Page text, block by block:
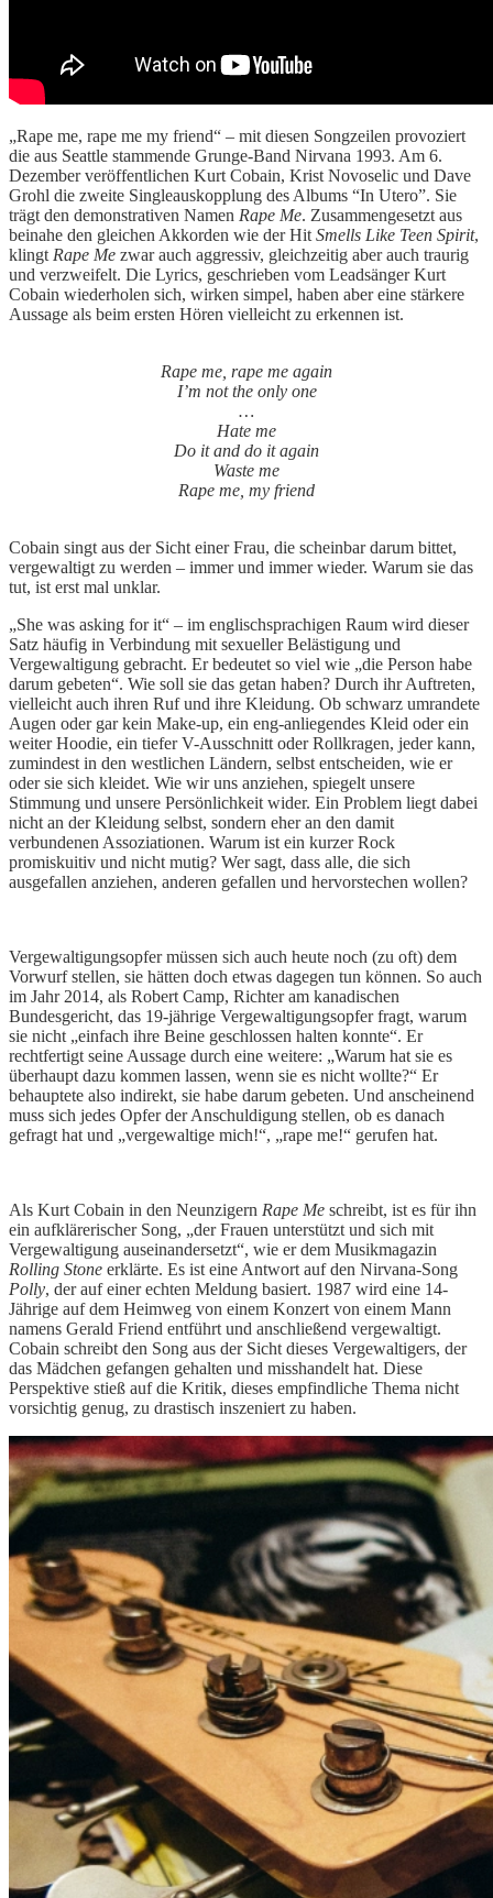
„Rape me, rape me my friend“ – mit diesen Songzeilen provoziert
die aus Seattle stammende Grunge-Band Nirvana 1993. Am 6.
Dezember veröffentlichen Kurt Cobain, Krist Novoselic und Dave
Grohl die zweite Singleauskopplung des Albums “In Utero”. Sie
trägt den demonstrativen Namen Rape Me. Zusammengesetzt aus
beinahe den gleichen Akkorden wie der Hit Smells Like Teen Spirit,
klingt Rape Me zwar auch aggressiv, gleichzeitig aber auch traurig
und verzweifelt. Die Lyrics, geschrieben vom Leadsänger Kurt
Cobain wiederholen sich, wirken simpel, haben aber eine stärkere
Aussage als beim ersten Hören vielleicht zu erkennen ist.
Rape me, rape me again
I’m not the only one
…
Hate me
Do it and do it again
Waste me
Rape me, my friend
Cobain singt aus der Sicht einer Frau, die scheinbar darum bittet,
vergewaltigt zu werden – immer und immer wieder. Warum sie das
tut, ist erst mal unklar.
„She was asking for it“ – im englischsprachigen Raum wird dieser
Satz häufig in Verbindung mit sexueller Belästigung und
Vergewaltigung gebracht. Er bedeutet so viel wie „die Person habe
darum gebeten“. Wie soll sie das getan haben? Durch ihr Auftreten,
vielleicht auch ihren Ruf und ihre Kleidung. Ob schwarz umrandete
Augen oder gar kein Make-up, ein eng-anliegendes Kleid oder ein
weiter Hoodie, ein tiefer V-Ausschnitt oder Rollkragen, jeder kann,
zumindest in den westlichen Ländern, selbst entscheiden, wie er
oder sie sich kleidet. Wie wir uns anziehen, spiegelt unsere
Stimmung und unsere Persönlichkeit wider. Ein Problem liegt dabei
nicht an der Kleidung selbst, sondern eher an den damit
verbundenen Assoziationen. Warum ist ein kurzer Rock
promiskuitiv und nicht mutig? Wer sagt, dass alle, die sich
ausgefallen anziehen, anderen gefallen und hervorstechen wollen?
Vergewaltigungsopfer müssen sich auch heute noch (zu oft) dem
Vorwurf stellen, sie hätten doch etwas dagegen tun können. So auch
im Jahr 2014, als Robert Camp, Richter am kanadischen
Bundesgericht, das 19-jährige Vergewaltigungsopfer fragt, warum
sie nicht „einfach ihre Beine geschlossen halten konnte“. Er
rechtfertigt seine Aussage durch eine weitere: „Warum hat sie es
überhaupt dazu kommen lassen, wenn sie es nicht wollte?“ Er
behauptete also indirekt, sie habe darum gebeten. Und anscheinend
muss sich jedes Opfer der Anschuldigung stellen, ob es danach
gefragt hat und „vergewaltige mich!“, „rape me!“ gerufen hat.
Als Kurt Cobain in den Neunzigern Rape Me schreibt, ist es für ihn
ein aufklärerischer Song, „der Frauen unterstützt und sich mit
Vergewaltigung auseinandersetzt“, wie er dem Musikmagazin
Rolling Stone erklärte. Es ist eine Antwort auf den Nirvana-Song
Polly, der auf einer echten Meldung basiert. 1987 wird eine 14-
Jährige auf dem Heimweg von einem Konzert von einem Mann
namens Gerald Friend entführt und anschließend vergewaltigt.
Cobain schreibt den Song aus der Sicht dieses Vergewaltigers, der
das Mädchen gefangen gehalten und misshandelt hat. Diese
Perspektive stieß auf die Kritik, dieses empfindliche Thema nicht
vorsichtig genug, zu drastisch inszeniert zu haben.